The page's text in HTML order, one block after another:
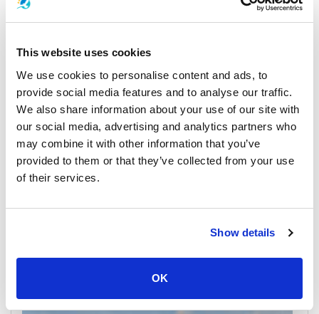
This website uses cookies
We use cookies to personalise content and ads, to
provide social media features and to analyse our traffic.
We also share information about your use of our site with
our social media, advertising and analytics partners who
may combine it with other information that you’ve
provided to them or that they’ve collected from your use
of their services.
Show details
OK
苏梅岛
Surat Thani Airport
码头及集合点